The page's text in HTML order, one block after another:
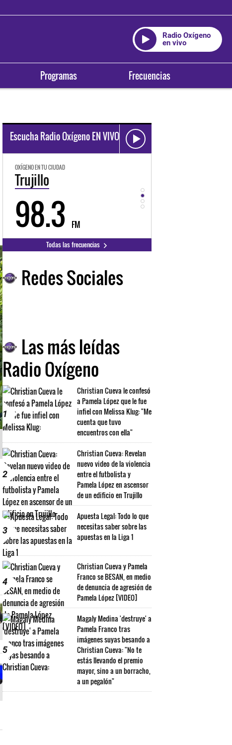
Radio Oxígeno
en vivo
Programas Frecuencias
Escucha Radio Oxígeno EN VIVO
OXÍGENO EN TU CIUDAD
Trujillo
98.3 FM 94.3
Todas las frecuencias
Redes Sociales
Las más leídas
Radio Oxígeno
1
Christian Cueva le confesó
a Pamela López que le fue
infiel con Melissa Klug: "Me
cuenta que tuvo
encuentros con ella"
2
Christian Cueva: Revelan
nuevo video de la violencia
entre el futbolista y
Pamela López en ascensor
de un edificio en Trujillo
3
Apuesta Legal: Todo lo que
necesitas saber sobre las
apuestas en la Liga 1
4
Christian Cueva y Pamela
Franco se BESAN, en medio
de denuncia de agresión de
Pamela López [VIDEO]
5
Magaly Medina 'destruye' a
Pamela Franco tras
imágenes suyas besando a
Christian Cueva: "No te
estás llevando el premio
mayor, sino a un borracho,
a un pegalón"